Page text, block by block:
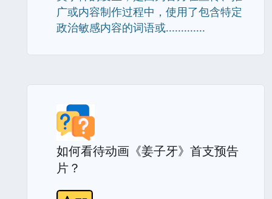
广或内容制作过程中，使用了包含特定
政治敏感内容的词语或.............
如何看待动画《姜子牙》首支预告
片？